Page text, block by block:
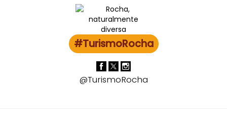
#TurismoRocha
@TurismoRocha